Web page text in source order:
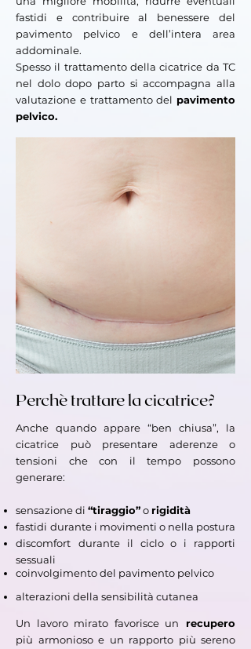
fastidi e contribuire al benessere del
pavimento pelvico e dell’intera area
addominale.
Spesso il trattamento della cicatrice da TC
nel dolo dopo parto si accompagna alla
valutazione e trattamento del pavimento
pelvico.​
Perchè trattare la cicatrice?
Anche quando appare “ben chiusa”, la
cicatrice può presentare aderenze o
tensioni che con il tempo possono
generare:
sensazione di “tiraggio”o rigidità
fastidi durante i movimenti o nella postura
discomfort
durante il ciclo o i rapporti
sessuali
coinvolgimento del pavimento pelvico
alterazioni della sensibilità cutanea
Un lavoro mirato favorisce un recupero
più armonioso e un rapporto più sereno